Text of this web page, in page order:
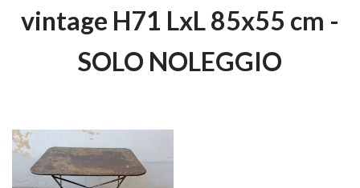
vintage H71 LxL 85x55 cm -
SOLO NOLEGGIO